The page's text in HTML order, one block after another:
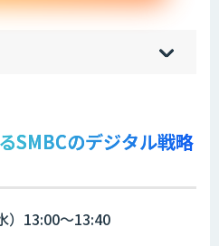
hi
]
sh
]
SMBCのデジタル戦略
）13:00～13:40